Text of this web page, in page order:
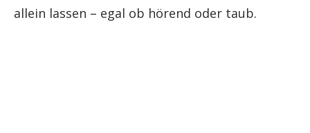
allein lassen – egal ob hörend oder taub.